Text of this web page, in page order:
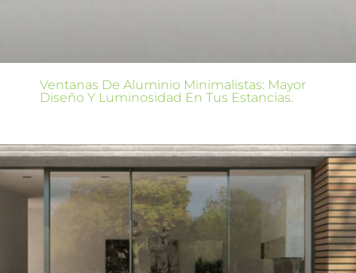
Ventanas De Aluminio Minimalistas: Mayor
Diseño Y Luminosidad En Tus Estancias.